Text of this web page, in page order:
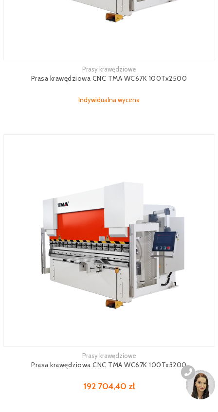
Prasy krawędziowe
Prasa krawędziowa CNC TMA WC67K 100Tx2500
Indywidualna wycena
Prasy krawędziowe
Prasa krawędziowa CNC TMA WC67K 100Tx3200
192 704,40 zł